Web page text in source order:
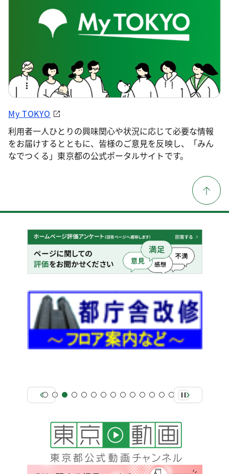
My TOKYO
利用者一人ひとりの興味関心や状況に応じて必要な情報
をお届けするとともに、皆様のご意見を反映し、「みん
なでつくる」東京都の公式ポータルサイトです。